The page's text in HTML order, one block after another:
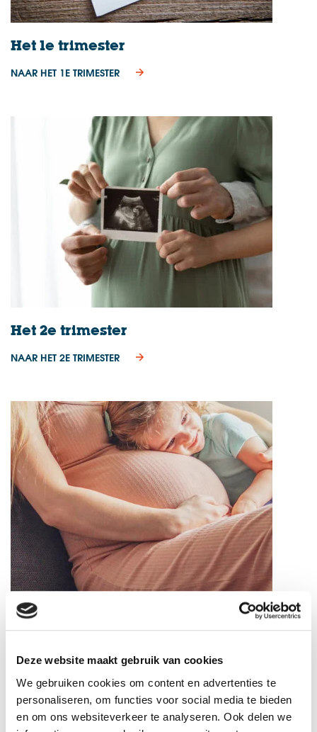
Deze website maakt gebruik van cookies
We gebruiken cookies om content en advertenties te
personaliseren, om functies voor social media te bieden
en om ons websiteverkeer te analyseren. Ook delen we
Het 1e trimester
NAAR HET 1E TRIMESTER
Het 2e trimester
NAAR HET 2E TRIMESTER
Het 3e trimester